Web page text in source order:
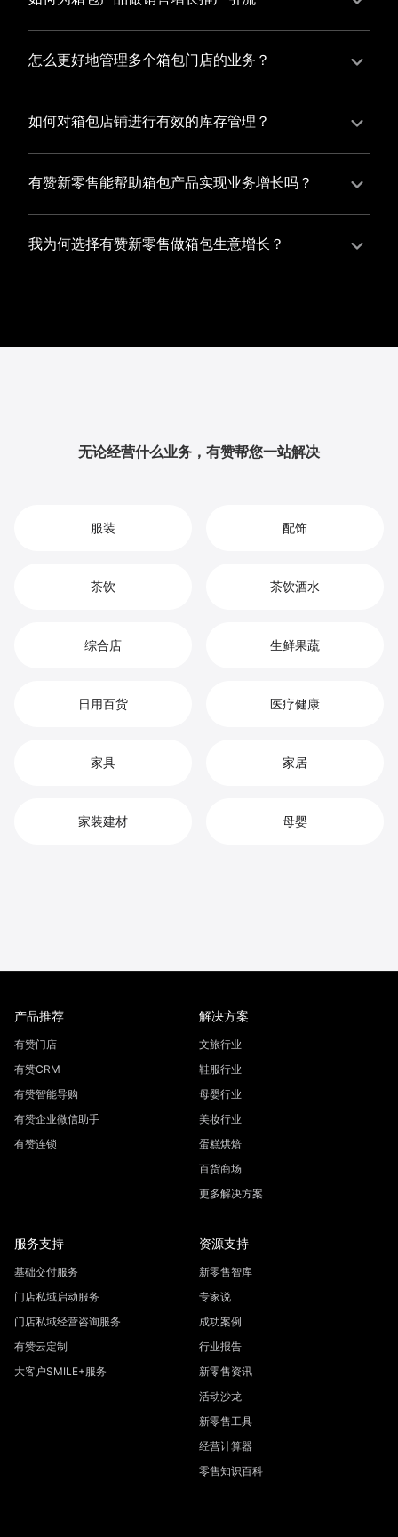
有赞新零售旗下产品营销工具、比如优惠券、满减活动
等，吸引更多客户到店消费。另外，通过有赞的微信公
以帮助您增加客流量，赢得客户的青睐
怎么更好地管理多个箱包门店的业务？
有赞新零售一站式解决方案，包括有赞微商城、有赞私
域运营以及有赞小程序商城，将助您轻松打通线上线下
的业务蓬勃发展，收获更多满意客户。
如何对箱包店铺进行有效的库存管理？
您可以使用有赞的门店管理系统，它可以帮助您实现门
店数据的集中管理，包括订单管理、员工管理、库存管
有赞新零售能帮助箱包产品实现业务增长吗？
有赞新零售作为业内领先的一站式解决方案，整合线上
线下渠道、提供多样化店铺搭建、会员营销和大数据分
我为何选择有赞新零售做箱包生意增长？
无论经营什么业务，有赞帮您一站解决
服装 配饰
茶饮 茶饮酒水
综合店 生鲜果蔬
日用百货 医疗健康
家具 家居
家装建材 母婴
产品推荐
有赞门店
有赞CRM
有赞智能导购
有赞企业微信助手
有赞连锁
解决方案
文旅行业
鞋服行业
母婴行业
美妆行业
蛋糕烘焙
百货商场
更多解决方案
服务支持
基础交付服务
门店私域启动服务
门店私域经营咨询服务
有赞云定制
大客户SMILE+服务
资源支持
新零售智库
专家说
成功案例
行业报告
新零售资讯
活动沙龙
新零售工具
经营计算器
零售知识百科